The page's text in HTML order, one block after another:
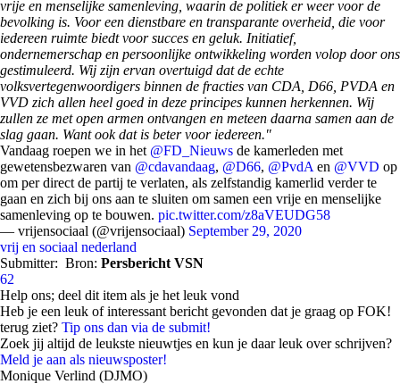
vrije en menselijke samenleving, waarin de politiek er weer voor de
bevolking is. Voor een dienstbare en transparante overheid, die voor
iedereen ruimte biedt voor succes en geluk. Initiatief,
ondernemerschap en persoonlijke ontwikkeling worden volop door ons
gestimuleerd. Wij zijn ervan overtuigd dat de echte
volksvertegenwoordigers binnen de fracties van CDA, D66, PVDA en
VVD zich allen heel goed in deze principes kunnen herkennen. Wij
zullen ze met open armen ontvangen en meteen daarna samen aan de
slag gaan. Want ook dat is beter voor iedereen."
Vandaag roepen we in het @FD_Nieuws de kamerleden met
gewetensbezwaren van @cdavandaag, @D66, @PvdA en @VVD op
om per direct de partij te verlaten, als zelfstandig kamerlid verder te
gaan en zich bij ons aan te sluiten om samen een vrije en menselijke
samenleving op te bouwen. pic.twitter.com/z8aVEUDG58
— vrijensociaal (@vrijensociaal) September 29, 2020
vrij en sociaal nederland
Submitter: Bron: Persbericht VSN
62
Help ons; deel dit item als je het leuk vond
Heb je een leuk of interessant bericht gevonden dat je graag op FOK!
terug ziet? Tip ons dan via de submit!
Zoek jij altijd de leukste nieuwtjes en kun je daar leuk over schrijven?
Meld je aan als nieuwsposter!
Monique Verlind (DJMO)